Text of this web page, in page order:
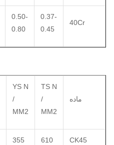
40Cr
0.37-
0.45
0.50-
0.80
ماده
TS N
/
MM2
YS N
/
MM2
CK45
610
355